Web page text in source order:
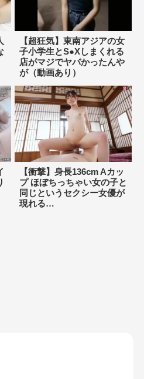
【超狂気】東南アジアの女
子小学生とS●Xしまくれる
店がマジでヤバかったんや
が（動画あり）
【衝撃】身長136cm Aカッ
プ ほぼちっちゃい女の子と
同じというセクシー女優が
現れる…
ｗｗｗｗｗｗｗｗ